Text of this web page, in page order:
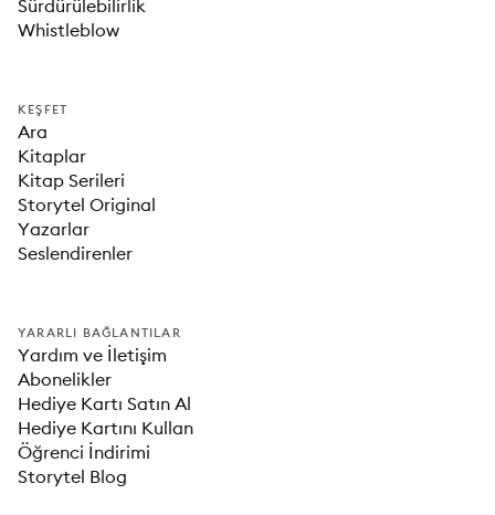
Sürdürülebilirlik
Whistleblow
KEŞFET
Ara
Kitaplar
Kitap Serileri
Storytel Original
Yazarlar
Seslendirenler
YARARLI BAĞLANTILAR
Yardım ve İletişim
Abonelikler
Hediye Kartı Satın Al
Hediye Kartını Kullan
Öğrenci İndirimi
Storytel Blog